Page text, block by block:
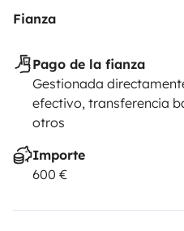
Fianza
Pago de la fianza
Gestionada
efectivo, transferencia
otros
Importe
600 €